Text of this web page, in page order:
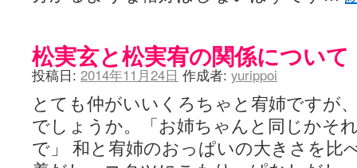
松実玄と松実宥の関係について
投稿日: 2014年11月24日 作成者: yurippoi
とても仲がいいくろちゃと宥姉ですが
でしょうか。「お姉ちゃんと同じかそ
で」 和と宥姉のおっぱいの大きさを比